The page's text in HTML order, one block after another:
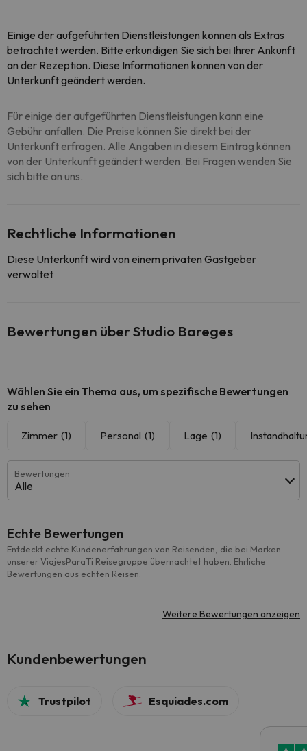
Einige der aufgeführten Dienstleistungen können als Extras
betrachtet werden. Bitte erkundigen Sie sich bei Ihrer Ankunft
an der Rezeption. Diese Informationen können von der
Unterkunft geändert werden.
Für einige der aufgeführten Dienstleistungen kann eine
Gebühr anfallen. Die Preise können Sie direkt bei der
Unterkunft erfragen. Alle Angaben in diesem Eintrag können
von der Unterkunft geändert werden. Bei Fragen wenden Sie
sich bitte an uns.
Rechtliche Informationen
Diese Unterkunft wird von einem privaten Gastgeber
verwaltet
Bewertungen über Studio Bareges
Wählen Sie ein Thema aus, um spezifische Bewertungen
zu sehen
Zimmer (1) Personal (1) Lage (1)
Bewertungen
Alle
Echte Bewertungen
Entdeckt echte Kundenerfahrungen von Reisenden, die bei Marken
unserer ViajesParaTi Reisegruppe übernachtet haben. Ehrliche
Bewertungen aus echten Reisen.
Weitere Bewertungen anzeigen
Kundenbewertungen
Trustpilot Esquiades.com